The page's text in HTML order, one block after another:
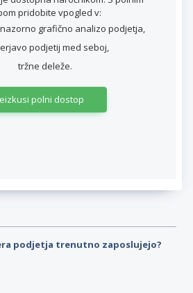
pridobite vpogled v:
grafično analizo podjetja,
podjetij med seboj,
tržne deleže.
polni dostop
podjetja trenutno zaposlujejo?